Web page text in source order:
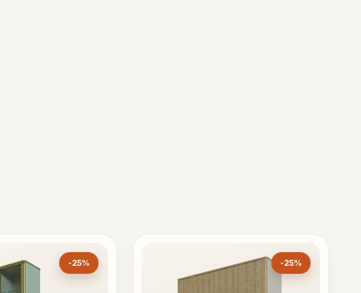
-25% -25%